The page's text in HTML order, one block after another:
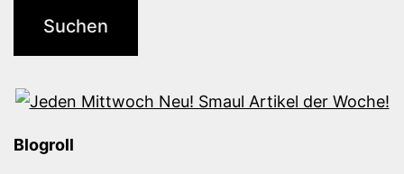
Blogroll